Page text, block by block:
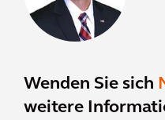
Wenden Sie sich
weitere